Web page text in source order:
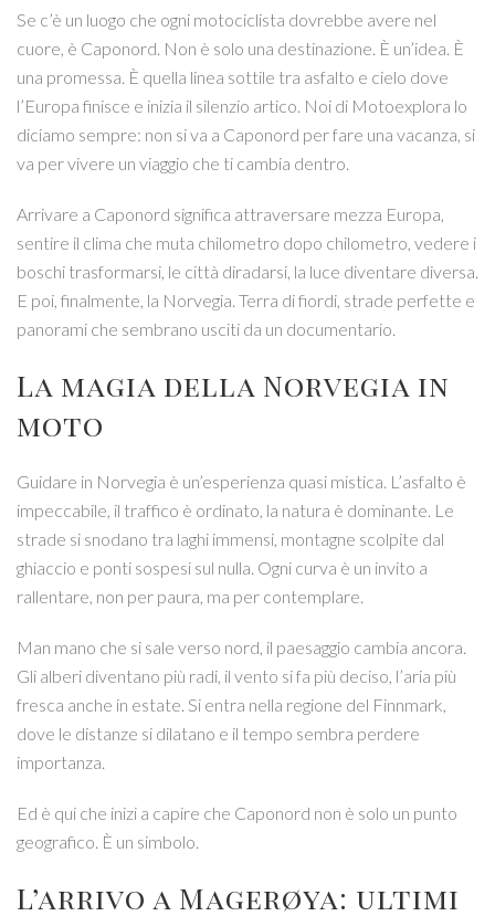
Se c’è un luogo che ogni motociclista dovrebbe avere nel
cuore, è Caponord. Non è solo una destinazione. È un’idea. È
una promessa. È quella linea sottile tra asfalto e cielo dove
l’Europa finisce e inizia il silenzio artico. Noi di Motoexplora lo
diciamo sempre: non si va a Caponord per fare una vacanza, si
va per vivere un viaggio che ti cambia dentro.
Arrivare a Caponord significa attraversare mezza Europa,
sentire il clima che muta chilometro dopo chilometro, vedere i
boschi trasformarsi, le città diradarsi, la luce diventare diversa.
E poi, finalmente, la Norvegia. Terra di fiordi, strade perfette e
panorami che sembrano usciti da un documentario.
La magia della Norvegia in
moto
Guidare in Norvegia è un’esperienza quasi mistica. L’asfalto è
impeccabile, il traffico è ordinato, la natura è dominante. Le
strade si snodano tra laghi immensi, montagne scolpite dal
ghiaccio e ponti sospesi sul nulla. Ogni curva è un invito a
rallentare, non per paura, ma per contemplare.
Man mano che si sale verso nord, il paesaggio cambia ancora.
Gli alberi diventano più radi, il vento si fa più deciso, l’aria più
fresca anche in estate. Si entra nella regione del Finnmark,
dove le distanze si dilatano e il tempo sembra perdere
importanza.
Ed è qui che inizi a capire che Caponord non è solo un punto
geografico. È un simbolo.
L’arrivo a Magerøya: ultimi